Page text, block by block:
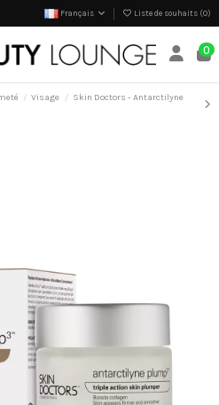
Français Liste de souhaits (0)
0
Visage
Skin Doctors - Antarctilyne